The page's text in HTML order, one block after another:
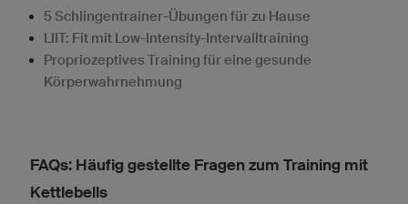
5 Schlingentrainer-Übungen für zu Hause
LIIT: Fit mit Low-Intensity-Intervalltraining
Propriozeptives Training für eine gesunde
Körperwahrnehmung
FAQs: Häufig gestellte Fragen zum Training mit
Kettlebells